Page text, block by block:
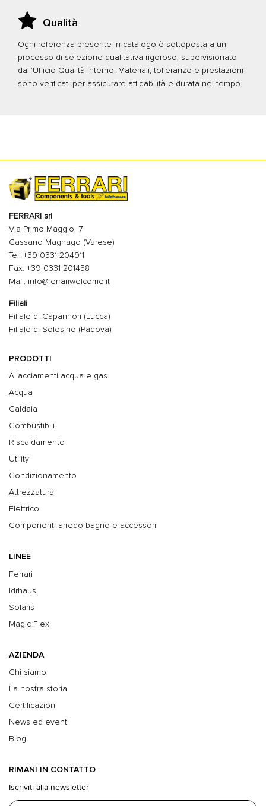
Qualità
Ogni referenza presente in catalogo è sottoposta a un
processo di selezione qualitativa rigoroso, supervisionato
dall'Ufficio Qualità interno. Materiali, tolleranze e prestazioni
sono verificati per assicurare affidabilità e durata nel tempo.
FERRARI srl
Via Primo Maggio, 7
Cassano Magnago (Varese)
Tel: +39 0331 204911
Fax: +39 0331 201458
Mail: info@ferrariwelcome.it
Filiali
Filiale di Capannori (Lucca)
Filiale di Solesino (Padova)
PRODOTTI
Allacciamenti acqua e gas
Acqua
Caldaia
Combustibili
Riscaldamento
Utility
Condizionamento
Attrezzatura
Elettrico
Componenti arredo bagno e accessori
LINEE
Ferrari
Idrhaus
Solaris
Magic Flex
AZIENDA
Chi siamo
La nostra storia
Certificazioni
News ed eventi
Blog
RIMANI IN CONTATTO
Iscriviti alla newsletter